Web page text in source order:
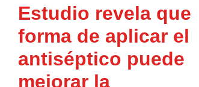
Estudio revela que
forma de aplicar el
antiséptico puede
mejorar la